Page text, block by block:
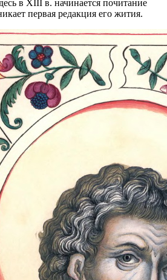
в XIII в. начинается почитание
первая редакция его жития.